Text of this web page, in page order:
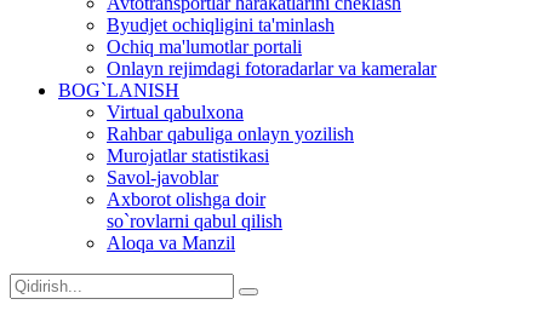
Byudjet ochiqligini ta'minlash
Ochiq ma'lumotlar portali
Onlayn rejimdagi fotoradarlar va kameralar
BOG`LANISH
Virtual qabulxona
Rahbar qabuliga onlayn yozilish
Murojatlar statistikasi
Savol-javoblar
Axborot olishga doir
so`rovlarni qabul qilish
Aloqa va Manzil